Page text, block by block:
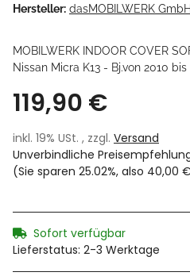
Hersteller: dasMOBILWERK GmbH
MOBILWERK INDOOR COVER
Nissan Micra K13 - Bj.von 2010
119,90 €
inkl. 19% USt. , zzgl. Versand
Unverbindliche
(Sie sparen 25.02%, also 40,00 €
Sofort verfügbar
Lieferstatus: 2-3 Werktage